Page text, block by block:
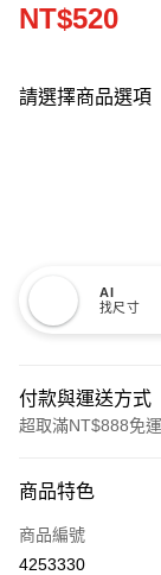
NT$520
請選擇商品選項
AI
找尺寸
付款與運送方式
超取滿NT$888免運
信用卡一次付款
信用卡分期付款
商品特色
商品編號
4253330